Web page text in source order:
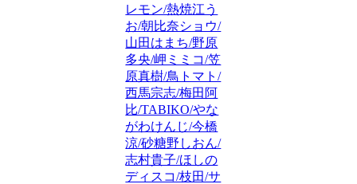
レモン/熱焼江う
お/朝比奈ショウ/
山田はまち/野原
多央/岬ミミコ/笠
原真樹/鳥トマト/
西馬宗志/梅田阿
比/TABIKO/やな
がわけんじ/今橋
涼/砂糖野しおん/
志村貴子/ほしの
ディスコ/枝田/サ